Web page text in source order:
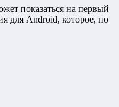
показаться на первый
для Android, которое, по